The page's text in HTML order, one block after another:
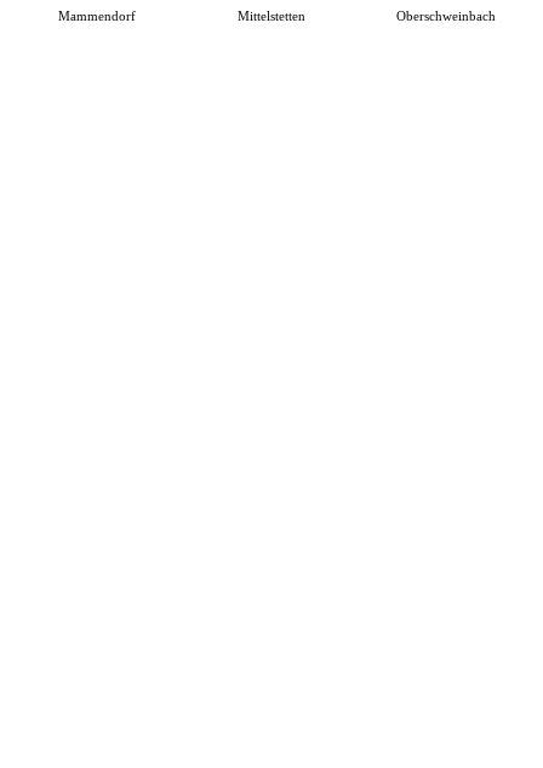
Mammendorf Mittelstetten Oberschweinbach